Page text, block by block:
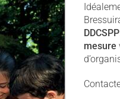
DDCSPP
mesure